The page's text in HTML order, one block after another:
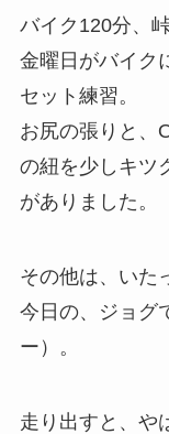
バイク120分、
金曜日がバイク
セット練習。
お尻の張りと、
の紐を少しキツ
がありました。
その他は、いた
今日の、ジョグ
ー）。
走り出すと、や